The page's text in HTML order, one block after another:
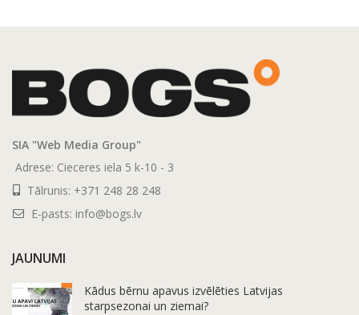
SIA "Web Media Group"
Adrese: Cieceres iela 5 k-10 - 3
Tālrunis: +371 248 28 248
E-pasts: info@bogs.lv
JAUNUMI
Kādus bērnu apavus izvēlēties Latvijas
starpsezonai un ziemai?